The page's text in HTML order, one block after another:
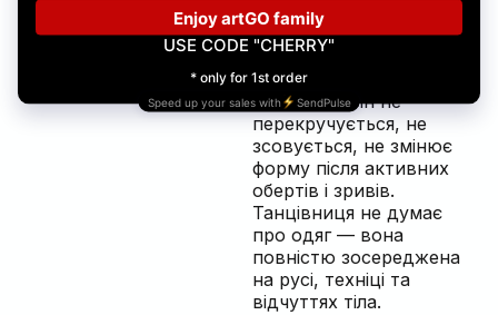
комплекту
костюм для пол денсу
працює стабільніше за
окремо підібрані
елементи. Він не
перекручується, не
зсовується, не змінює
форму після активних
обертів і зривів.
Танцівниця не думає
про одяг — вона
повністю зосереджена
на русі, техніці та
відчуттях тіла.